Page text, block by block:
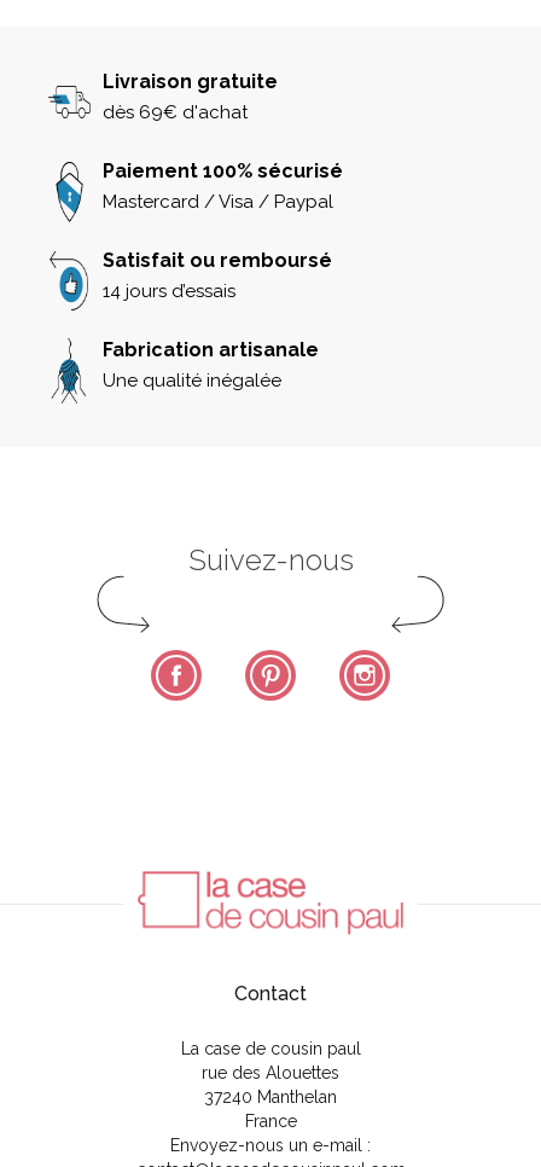
Livraison gratuite
dès 69€ d'achat
Paiement 100% sécurisé
Mastercard / Visa / Paypal
Satisfait ou remboursé
14 jours d’essais
Fabrication artisanale
Une qualité inégalée
Suivez-nous
Facebook Pinterest
Contact
La case de cousin paul
rue des Alouettes
37240 Manthelan
France
Envoyez-nous un e-mail :